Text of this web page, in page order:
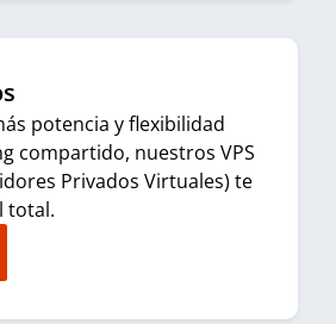
potencia y flexibilidad
compartido, nuestros VPS
Privados Virtuales) te
total.